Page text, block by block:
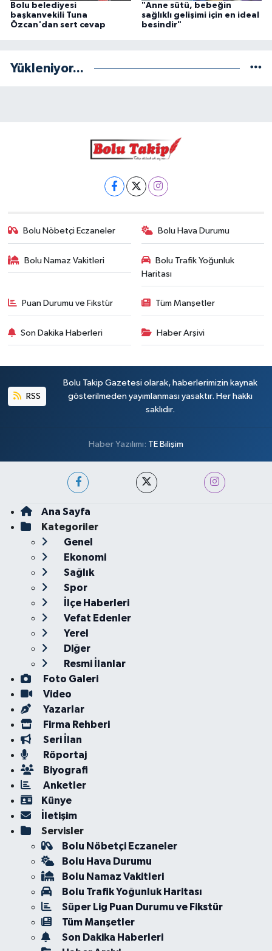
Bolu belediyesi
başkanvekili Tuna
Özcan'dan sert cevap
"Anne sütü, bebeğin
sağlıklı gelişimi için en ideal
besindir"
Yükleniyor...
Bolu Nöbetçi Eczaneler Bolu Hava Durumu
Bolu Namaz Vakitleri
Bolu Trafik Yoğunluk
Haritası
Puan Durumu ve Fikstür Tüm Manşetler
Son Dakika Haberleri Haber Arşivi
RSS
Bolu Takip Gazetesi olarak, haberlerimizin kaynak
gösterilmeden yayımlanması yasaktır. Her hakkı
saklıdır.
Haber Yazılımı: TE Bilişim
Ana Sayfa
Kategoriler
Genel
Ekonomi
Sağlık
Spor
İlçe Haberleri
Vefat Edenler
Yerel
Diğer
Resmi İlanlar
Foto Galeri
Video
Yazarlar
Firma Rehberi
Seri İlan
Röportaj
Biyografi
Anketler
Künye
İletişim
Servisler
Bolu Nöbetçi Eczaneler
Bolu Hava Durumu
Bolu Namaz Vakitleri
Bolu Trafik Yoğunluk Haritası
Süper Lig Puan Durumu ve Fikstür
Tüm Manşetler
Son Dakika Haberleri